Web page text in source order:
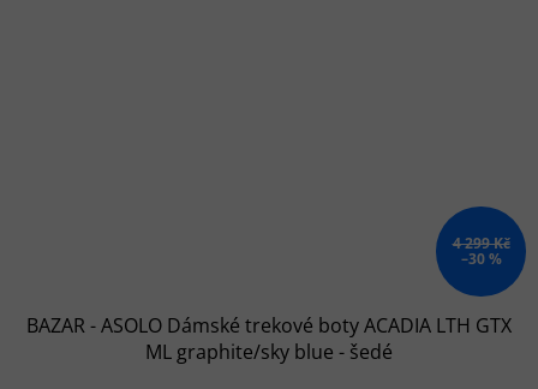
4 299 Kč
–30 %
BAZAR - ASOLO Dámské trekové boty ACADIA LTH GTX
ML graphite/sky blue - šedé